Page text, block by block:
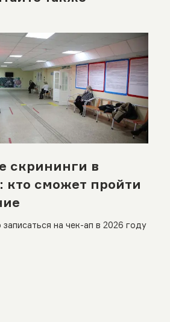
скрининги в
кто сможет пройти
записаться на чек-ап в 2026 году